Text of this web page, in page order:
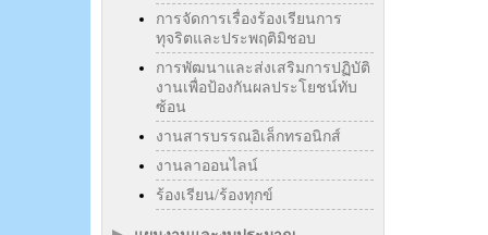
การจัดการเรื่องร้องเรียนการ
ทุจริตและประพฤติมิชอบ
การพัฒนาและส่งเสริมการปฏิบัติ
งานเพื่อป้องกันผลประโยชน์ทับ
ซ้อน
งานสารบรรณอิเล็กทรอนิกส์
งานลาออนไลน์
ร้องเรียน/ร้องทุกข์